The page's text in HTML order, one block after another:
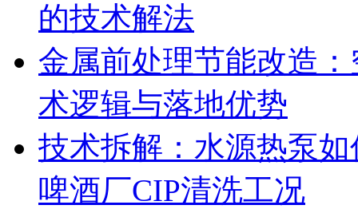
的技术解法
金属前处理节能改造
术逻辑与落地优势
技术拆解：水源热泵
啤酒厂CIP清洗工况